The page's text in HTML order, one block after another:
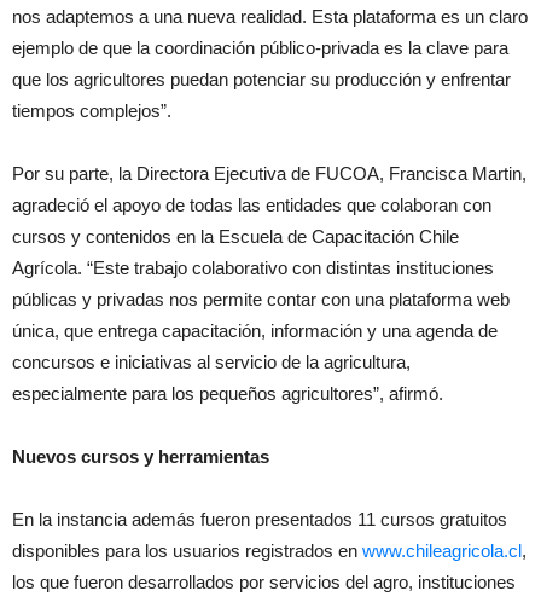
nos adaptemos a una nueva realidad. Esta plataforma es un claro
ejemplo de que la coordinación público-privada es la clave para
que los agricultores puedan potenciar su producción y enfrentar
tiempos complejos”.
Por su parte, la Directora Ejecutiva de FUCOA, Francisca Martin,
agradeció el apoyo de todas las entidades que colaboran con
cursos y contenidos en la Escuela de Capacitación Chile
Agrícola. “Este trabajo colaborativo con distintas instituciones
públicas y privadas nos permite contar con una plataforma web
única, que entrega capacitación, información y una agenda de
concursos e iniciativas al servicio de la agricultura,
especialmente para los pequeños agricultores”, afirmó.
Nuevos cursos y herramientas
En la instancia además fueron presentados 11 cursos gratuitos
disponibles para los usuarios registrados en www.chileagricola.cl,
los que fueron desarrollados por servicios del agro, instituciones